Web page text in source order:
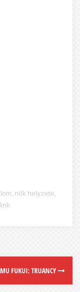
, nők helyzete,
FUKUI: TRUANCY